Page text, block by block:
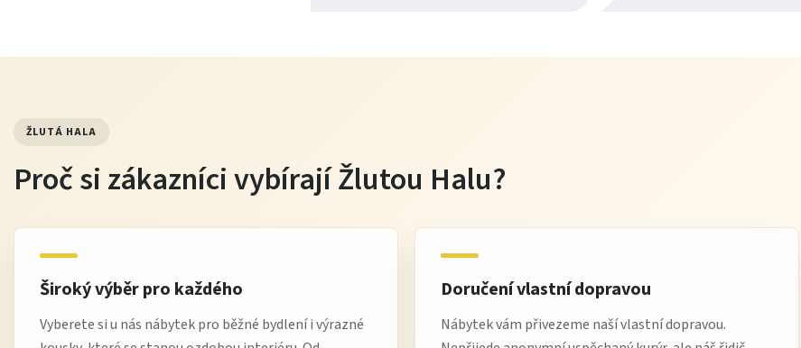
ŽLUTÁ HALA
Proč si zákazníci vybírají Žlutou Halu?
Široký výběr pro každého
Vyberete si u nás nábytek pro běžné bydlení i výrazné
Doručení vlastní dopravou
Nábytek vám přivezeme naší vlastní dopravou.